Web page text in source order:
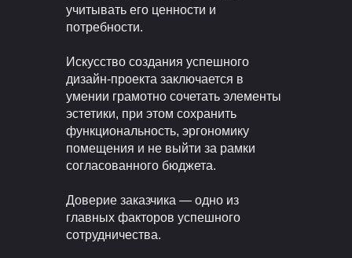
учитывать его ценности и
потребности.
Искусство создания успешного
дизайн-проекта заключается в
умении грамотно сочетать элементы
эстетики, при этом сохранить
функциональность, эргономику
помещения и не выйти за рамки
согласованного бюджета.
Доверие заказчика — одно из
главных факторов успешного
сотрудничества.